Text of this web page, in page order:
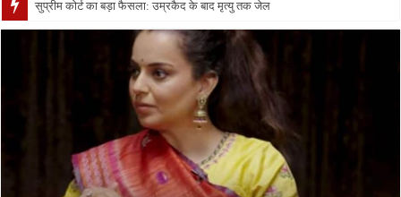
सुप्रीम कोर्ट का बड़ा फैसला: उम्रकैद के बाद मृत्यु तक जेल में रखने की सजा संविध